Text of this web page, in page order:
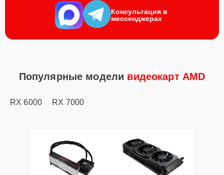
Консультация в
мессенджерах
Популярные модели видеокарт AMD
RX 6000 RX 7000